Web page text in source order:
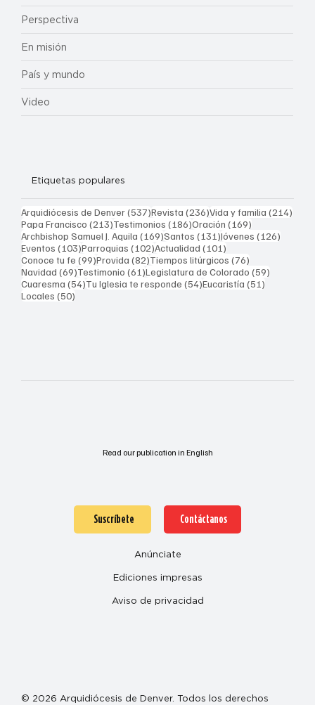
Perspectiva
En misión
País y mundo
Video
Etiquetas populares
Arquidiócesis de Denver(537)537 entradas
Revista (236)236 entradas
Vida y familia (214)
Papa Francisco (213)213 entradas
Testimonios (186)186 entradas
Oración (169)
Archbishop Samuel J. Aquila (169)169 entradas
Santos (131)131 entradas
Jóvenes (126)
Eventos (103)103 entradas
Parroquias (102)102 entradas
Actualidad (101)
Conoce tu fe (99)99 entradas
Provida (82)82 entradas
Tiempos litúrgicos (76)
Navidad (69)69 entradas
Testimonio (61)61 entradas
Legislatura de Colorado (59)
Cuaresma (54)54 entradas
Tu Iglesia te responde (54)54 entradas
Eucaristía (51)
Locales (50)
Read our publication in English
Suscríbete Contáctanos
Anúnciate
Ediciones impresas
Aviso de privacidad
© 2026 Arquidiócesis de Denver. Todos los derechos